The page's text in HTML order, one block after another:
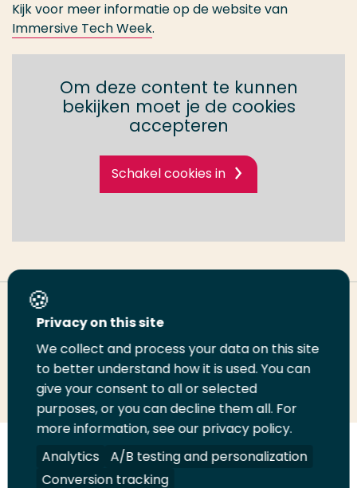
Kijk voor meer informatie op de website van
Immersive Tech Week.
Om deze content te kunnen
bekijken moet je de cookies
accepteren
Schakel cookies in
Deel deze pagina
Deel
LinkedIn
Deel
op
Twitter
Deel
op
Facebook
Email
deze
pagina
Print
deze
pagina
Volg
ons
Volg
ons
Volg
ons
Volg
ons
Privacy on this site
We collect and process your data on this site
to better understand how it is used. You can
give your consent to all or selected
purposes, or you can decline them all. For
more information, see our privacy policy.
Analytics
A/B testing and personalization
Conversion tracking